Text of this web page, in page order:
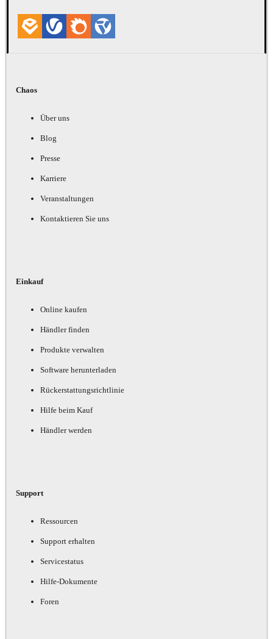
Chaos
Über uns
Blog
Presse
Karriere
Veranstaltungen
Kontaktieren Sie uns
Einkauf
Online kaufen
Händler finden
Produkte verwalten
Software herunterladen
Rückerstattungsrichtlinie
Hilfe beim Kauf
Händler werden
Support
Ressourcen
Support erhalten
Servicestatus
Hilfe-Dokumente
Foren